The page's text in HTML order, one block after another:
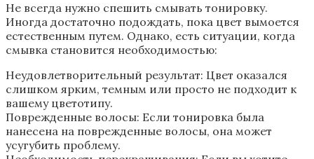
Не всегда нужно спешить смывать тонировку.
Иногда достаточно подождать‚ пока цвет вымоется
естественным путем. Однако‚ есть ситуации‚ когда
смывка становится необходимостью:
Неудовлетворительный результат: Цвет оказался
слишком ярким‚ темным или просто не подходит к
вашему цветотипу.
Поврежденные волосы: Если тонировка была
нанесена на поврежденные волосы‚ она может
усугубить проблему.